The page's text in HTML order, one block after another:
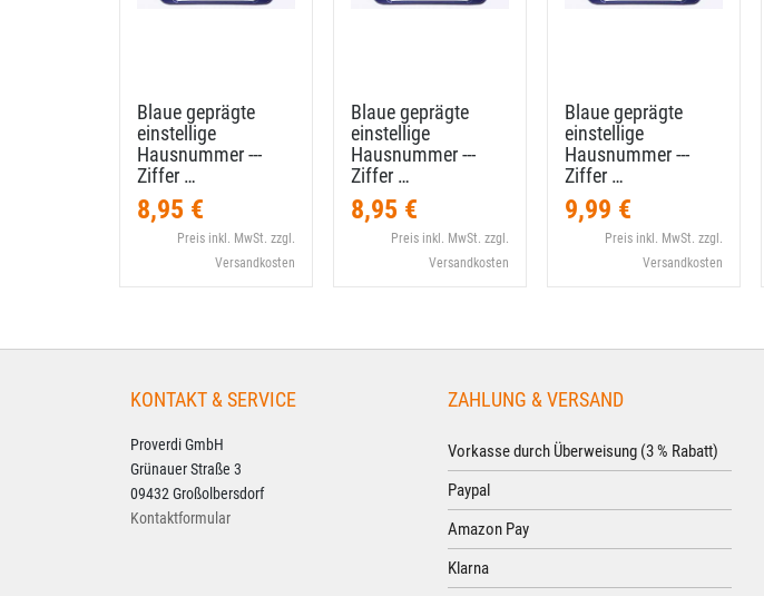
Blaue geprägte
einstellige
Hausnummer --​-
Ziffer …
8,95 €
Preis inkl. MwSt. zzgl.
Versandkosten
Blaue geprägte
einstellige
Hausnummer --​-
Ziffer …
8,95 €
Preis inkl. MwSt. zzgl.
Versandkosten
Blaue geprägte
einstellige
Hausnummer --​-
Ziffer …
9,99 €
Preis inkl. MwSt. zzgl.
Versandkosten
KONTAKT & SERVICE
Proverdi GmbH
Grünauer Straße 3
09432 Großolbersdorf
Kontaktformular
ZAHLUNG & VERSAND
Vorkasse durch Überweisung (3 % Rabatt)
Paypal
Amazon Pay
Klarna